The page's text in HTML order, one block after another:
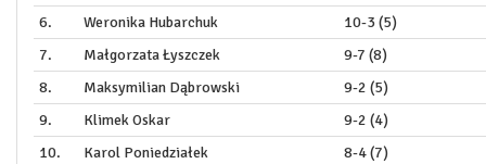
6.
Weronika Hubarchuk
10-3 (5)
7.
Małgorzata Łyszczek
9-7 (8)
8.
Maksymilian Dąbrowski
9-2 (5)
9.
Klimek Oskar
9-2 (4)
10.
Karol Poniedziałek
8-4 (7)